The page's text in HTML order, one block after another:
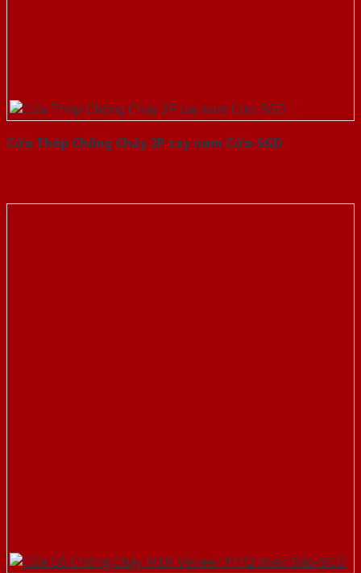
Cửa Thép Chống Cháy 2P tay nam Cửa-SGD